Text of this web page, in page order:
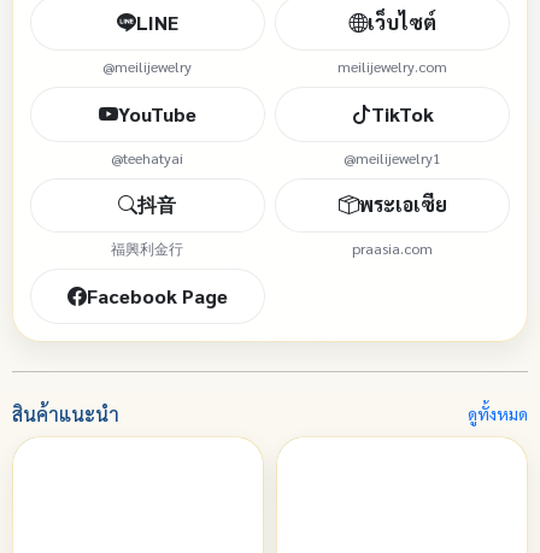
LINE
@meilijewelry
เว็บไซต์
meilijewelry.com
YouTube
@teehatyai
TikTok
@meilijewelry1
抖音
福興利金行
พระเอเซีย
praasia.com
Facebook Page
สินค้าแนะนำ ดูทั้งหมด